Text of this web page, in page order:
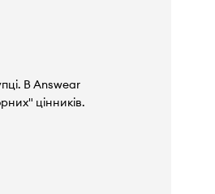
В Answear
цінників.